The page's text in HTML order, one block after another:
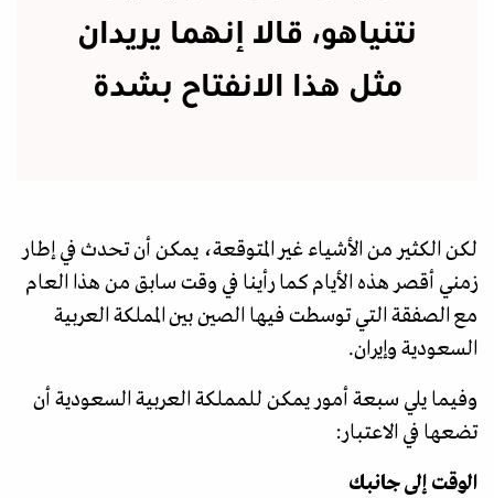
نتنياهو، قالا إنهما يريدان
مثل هذا الانفتاح بشدة
لكن الكثير من الأشياء غير المتوقعة، يمكن أن تحدث في إطار
زمني أقصر هذه الأيام كما رأينا في وقت سابق من هذا العام
مع الصفقة التي توسطت فيها الصين بين المملكة العربية
السعودية وإيران.
وفيما يلي سبعة أمور يمكن للمملكة العربية السعودية أن
تضعها في الاعتبار:
الوقت إلى جانبك